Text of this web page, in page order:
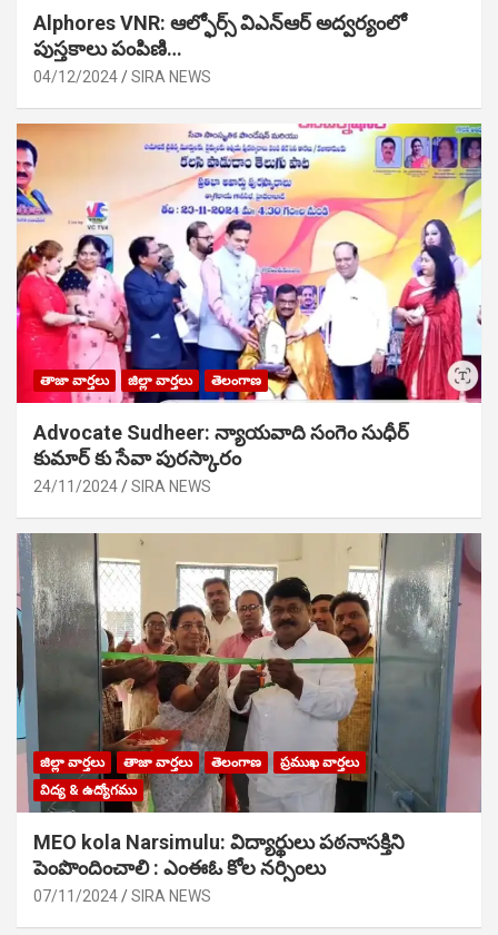
Alphores VNR: ఆల్ఫోర్స్ విఎన్ఆర్ అద్వర్యంలో
పుస్తకాలు పంపిణి…
04/12/2024 SIRA NEWS
తాజా వార్తలు జిల్లా వార్తలు తెలంగాణ
Advocate Sudheer: న్యాయవాది సంగెం సుధీర్
కుమార్ కు సేవా పురస్కారం
24/11/2024 SIRA NEWS
జిల్లా వార్తలు తాజా వార్తలు తెలంగాణ
ప్రముఖ వార్తలు
విద్య & ఉద్యోగము
MEO kola Narsimulu: విద్యార్థులు పఠ‌నాసక్తిని
పెంపొందించాలి : ఎంఈఓ కోల నర్సింలు
07/11/2024 SIRA NEWS